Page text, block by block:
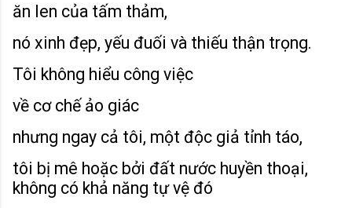
ăn len của tấm thảm,
nó xinh đẹp, yếu đuối và thiếu thận trọng.
Tôi không hiểu công việc
về cơ chế ảo giác
nhưng ngay cả tôi, một độc giả tỉnh táo,
tôi bị mê hoặc bởi đất nước huyền thoại,
không có khả năng tự vệ đó